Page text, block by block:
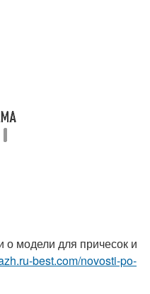
модели для причесок и
best.com/novosti-po-